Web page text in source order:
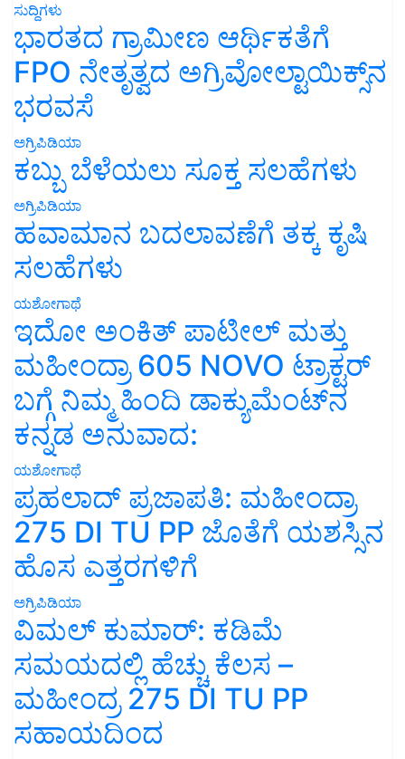
ಸುದ್ದಿಗಳು
ಭಾರತದ ಗ್ರಾಮೀಣ ಆರ್ಥಿಕತೆಗೆ
FPO ನೇತೃತ್ವದ ಅಗ್ರಿವೋಲ್ಟಾಯಿಕ್ಸ್‌ನ
ಭರವಸೆ
ಅಗ್ರಿಪಿಡಿಯಾ
ಕಬ್ಬು ಬೆಳೆಯಲು ಸೂಕ್ತ ಸಲಹೆಗಳು
ಅಗ್ರಿಪಿಡಿಯಾ
ಹವಾಮಾನ ಬದಲಾವಣೆಗೆ ತಕ್ಕ ಕೃಷಿ
ಸಲಹೆಗಳು
ಯಶೋಗಾಥೆ
ಇದೋ ಅಂಕಿತ್ ಪಾಟೀಲ್ ಮತ್ತು
ಮಹೀಂದ್ರಾ 605 NOVO ಟ್ರಾಕ್ಟರ್
ಬಗ್ಗೆ ನಿಮ್ಮ ಹಿಂದಿ ಡಾಕ್ಯುಮೆಂಟ್‌ನ
ಕನ್ನಡ ಅನುವಾದ:
ಯಶೋಗಾಥೆ
ಪ್ರಹಲಾದ್ ಪ್ರಜಾಪತಿ: ಮಹೀಂದ್ರಾ
275 DI TU PP ಜೊತೆಗೆ ಯಶಸ್ಸಿನ
ಹೊಸ ಎತ್ತರಗಳಿಗೆ
ಅಗ್ರಿಪಿಡಿಯಾ
ವಿಮಲ್ ಕುಮಾರ್: ಕಡಿಮೆ
ಸಮಯದಲ್ಲಿ ಹೆಚ್ಚು ಕೆಲಸ –
ಮಹೀಂದ್ರ 275 DI TU PP
ಸಹಾಯದಿಂದ